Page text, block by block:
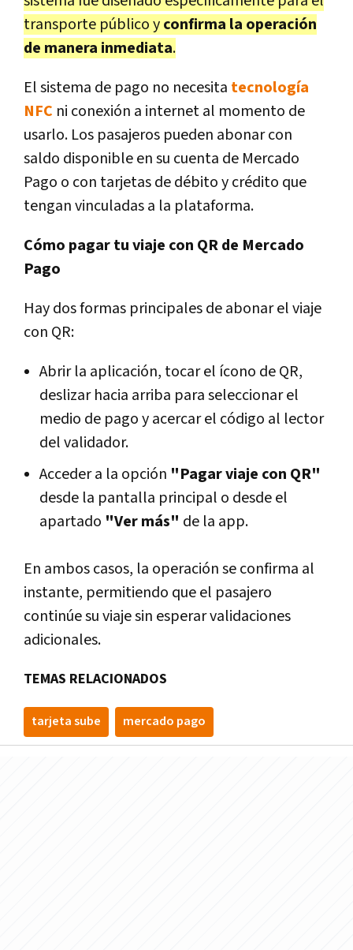
transporte público yconfirma la operación
de manera inmediata.
El sistema de pago no necesita tecnología
NFC ni conexión a internet al momento de
usarlo. Los pasajeros pueden abonar con
saldo disponible en su cuenta de Mercado
Pago o con tarjetas de débito y crédito que
tengan vinculadas a la plataforma.
Cómo pagar tu viaje con QR de Mercado
Pago
Hay dos formas principales de abonar el viaje
con QR:
Abrir la aplicación, tocar el ícono de QR,
deslizar hacia arriba para seleccionar el
medio de pago y acercar el código al lector
del validador.
Acceder a la opción "Pagar viaje con QR"
desde la pantalla principal o desde el
apartado "Ver más" de la app.
En ambos casos, la operación se confirma al
instante, permitiendo que el pasajero
continúe su viaje sin esperar validaciones
adicionales.
TEMAS RELACIONADOS
tarjeta sube mercado pago